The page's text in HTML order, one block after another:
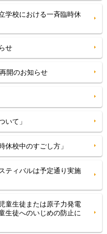
学校における一斉臨時休
せ
開のお知らせ
いて」
休校中のすごし方」
ティバルは予定通り実施
童生徒または原子力発電
生徒へのいじめの防止に